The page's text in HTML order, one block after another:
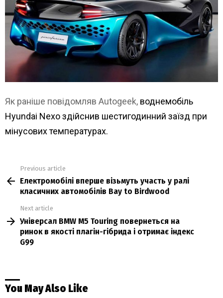
Як раніше повідомляв Autogeek, воднемобіль
Hyundai Nexo здійснив шестигодинний заїзд при
мінусових температурах.
more
Previous article
Електромобілі вперше візьмуть участь у ралі
класичних автомобілів Bay to Birdwood
Next article
Універсал BMW M5 Touring повернеться на
ринок в якості плагін-гібрида і отримає індекс
G99
You May Also Like